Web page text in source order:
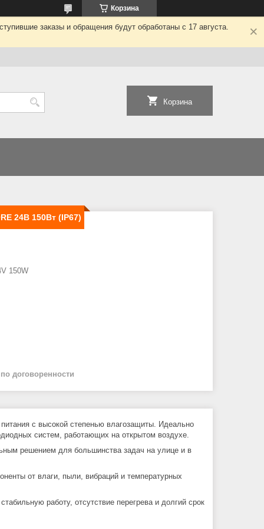
Корзина
заказы и обращения будут обработаны с 17 августа.
Корзина
24В 150Вт (IP67)
150W
по договоренности
с высокой степенью влагозащиты. Идеально
систем, работающих на открытом воздухе.
решением для большинства задач на улице и в
от влаги, пыли, вибраций и температурных
работу, отсутствие перегрева и долгий срок